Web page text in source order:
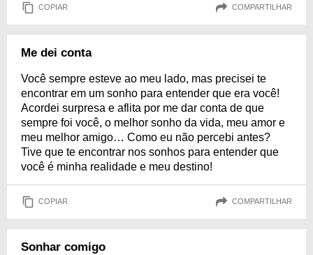
COPIAR COMPARTILHAR
Me dei conta
Você sempre esteve ao meu lado, mas precisei te
encontrar em um sonho para entender que era você!
Acordei surpresa e aflita por me dar conta de que
sempre foi você, o melhor sonho da vida, meu amor e
meu melhor amigo… Como eu não percebi antes?
Tive que te encontrar nos sonhos para entender que
você é minha realidade e meu destino!
COPIAR COMPARTILHAR
Sonhar comigo